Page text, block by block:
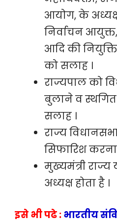
आयोग, के
निर्वाचन
आदि की
को सलाह ।
राज्यपाल को
बुलाने व
सलाह ।
राज्य
सिफारिश करना
मुख्यमंत्री राज्य
अध्यक्ष होता है ।
इसे भी पढे :भारतीय